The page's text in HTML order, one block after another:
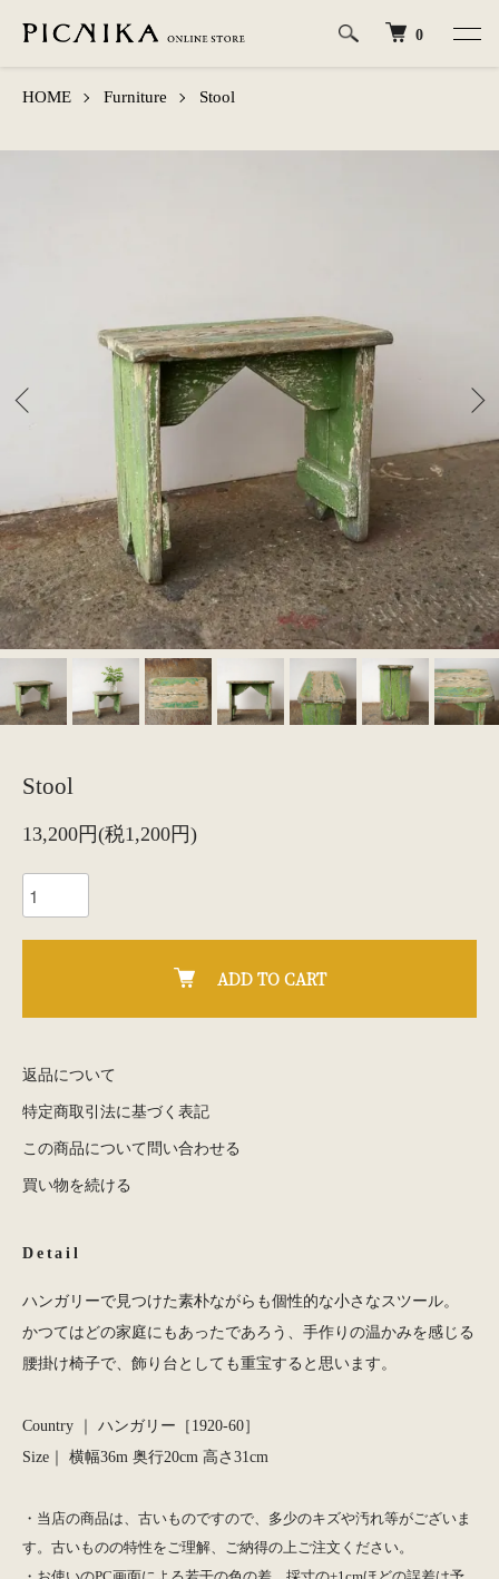
0
HOME Furniture Stool
Stool
13,200円(税1,200円)
ADD TO CART
返品について
特定商取引法に基づく表記
この商品について問い合わせる
買い物を続ける
Detail
ハンガリーで見つけた素朴ながらも個性的な小さなスツール。
かつてはどの家庭にもあったであろう、手作りの温かみを感じる
腰掛け椅子で、飾り台としても重宝すると思います。
Country ｜ ハンガリー［1920-60］
Size｜ 横幅36m 奥行20cm 高さ31cm
・当店の商品は、古いものですので、多少のキズや汚れ等がございま
す。古いものの特性をご理解、ご納得の上ご注文ください。